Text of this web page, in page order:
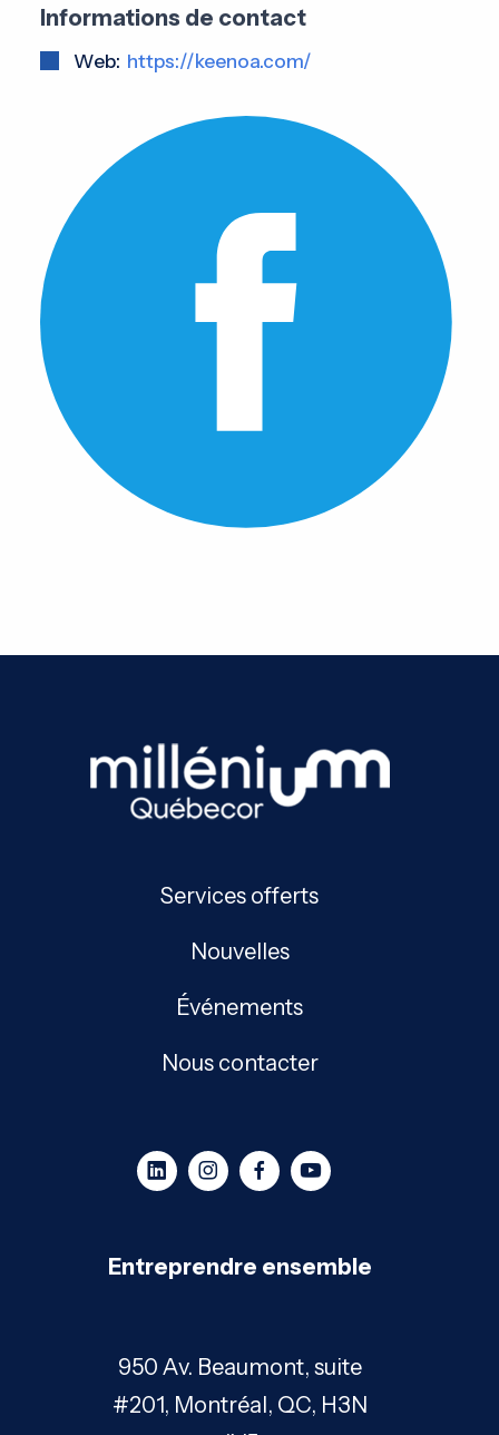
Informations de contact
Web: https://keenoa.com/
Services offerts
Nouvelles
Événements
Nous contacter
Entreprendre ensemble
950 Av. Beaumont, suite
#201, Montréal, QC, H3N